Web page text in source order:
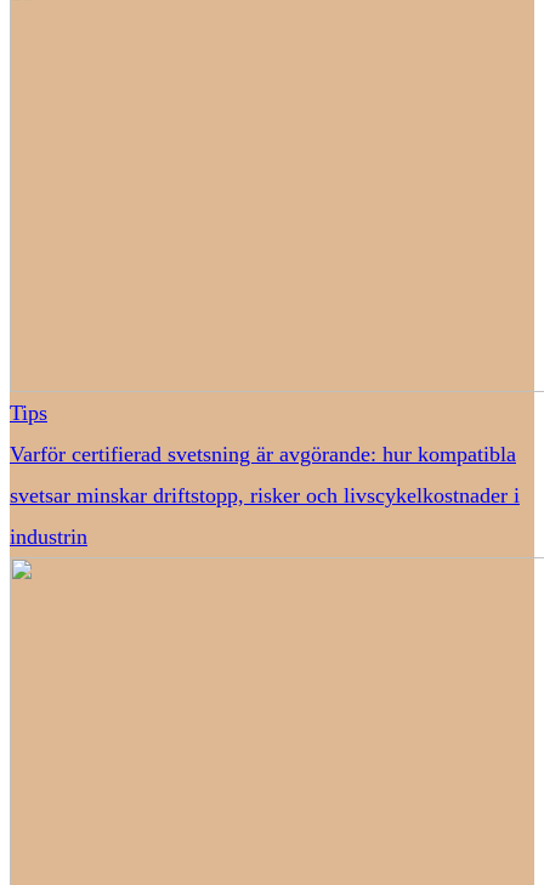
Tips
Varför certifierad svetsning är avgörande: hur kompatibla
svetsar minskar driftstopp, risker och livscykelkostnader i
industrin